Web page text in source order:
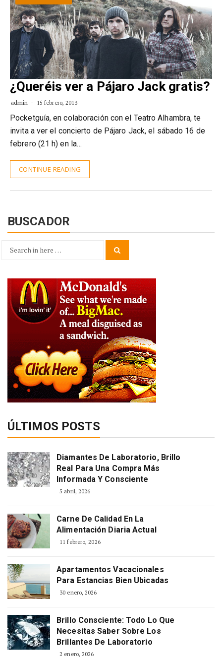
¿Queréis ver a Pájaro Jack gratis?
admin 15 febrero, 2013
Pocketguía, en colaboración con el Teatro Alhambra, te
invita a ver el concierto de Pájaro Jack, el sábado 16 de
febrero (21 h) en la…
CONTINUE READING
BUSCADOR
Search
ÚLTIMOS POSTS
Diamantes De Laboratorio, Brillo
Real Para Una Compra Más
Informada Y Consciente
5 abril, 2026
Carne De Calidad En La
Alimentación Diaria Actual
11 febrero, 2026
Apartamentos Vacacionales
Para Estancias Bien Ubicadas
30 enero, 2026
Brillo Consciente: Todo Lo Que
Necesitas Saber Sobre Los
Brillantes De Laboratorio
2 enero, 2026